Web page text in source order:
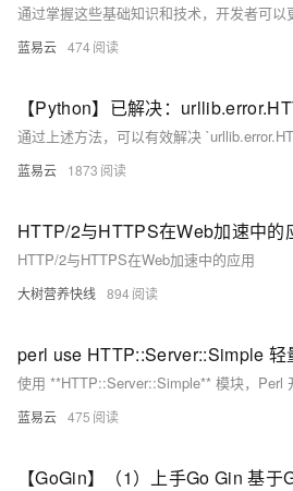
蓝易云 474
蓝易云 1873
HTTP/2与HTTPS在Web加速中的
HTTP/2与HTTPS在Web加速中的应用
大树营养快线 894
perl use HTTP::Server::Simple 轻
蓝易云 475